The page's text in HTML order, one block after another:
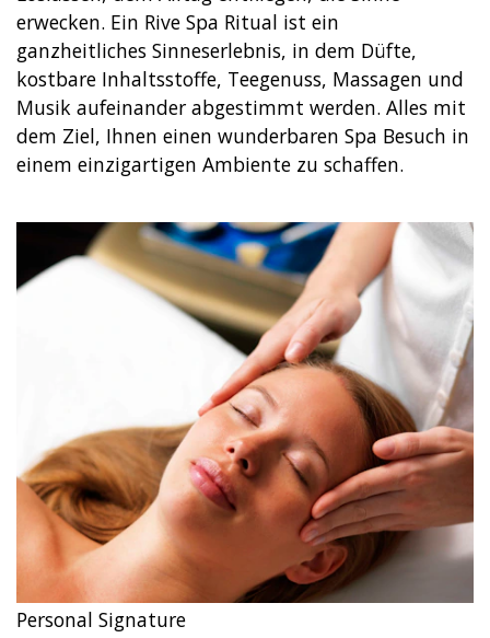
erwecken. Ein Rive Spa Ritual ist ein
ganzheitliches Sinneserlebnis, in dem Düfte,
kostbare Inhaltsstoffe, Teegenuss, Massagen und
Musik aufeinander abgestimmt werden. Alles mit
dem Ziel, Ihnen einen wunderbaren Spa Besuch in
einem einzigartigen Ambiente zu schaffen.
Personal Signature